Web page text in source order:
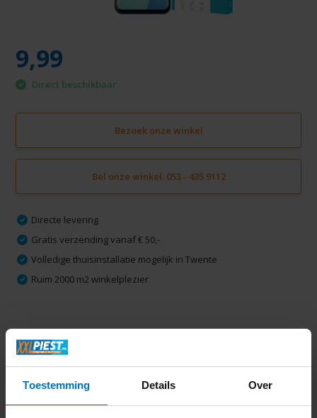
Toestemming Details Over
9,99
Direct beschikbaar
Bezoek onze winkel
Bel onze winkel: 053 - 435 9112
Directe levering
Gratis verzending vanaf € 50,-
Volledige thuisinstallatie mogelijk in Twente
Ruim 2000 m2 winkelplezier